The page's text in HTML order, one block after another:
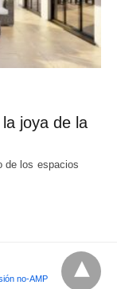
joya de la
de los espacios
no-AMP